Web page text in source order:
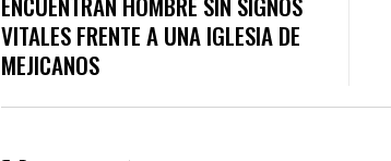
VITALES FRENTE A UNA IGLESIA DE
MEJICANOS